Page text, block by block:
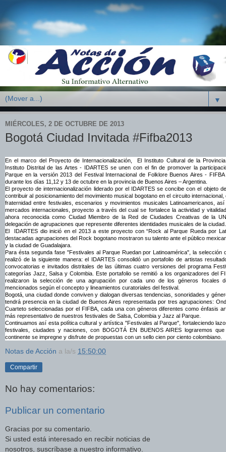
▼
MIÉRCOLES, 2 DE OCTUBRE DE 2013
Bogotá Ciudad Invitada #Fifba2013
En el marco del Proyecto de Internacionalización, El Instituto Cultural de la
Instituto Distrital de las Artes - IDARTES se unen con el fin de promover la
Parque en la versión 2013 del Festival Internacional de Folklore Buenos Aires -
durante los días 11,12 y 13 de octubre en la provincia de Buenos Aires – Argentina.
El proyecto de internacionalización liderado por el IDARTES se concibe con el objeto
contribuir al posicionamiento del movimiento musical bogotano en el circuito
fraternidad entre festivales, escenarios y movimientos musicales Latinoamericanos,
mercados internacionales, proyecto a través del cual se fortalece la actividad y
ahora reconocida como Ciudad Miembro de la Red de Ciudades Creativas de la
delegación de agrupaciones que represente diferentes identidades musicales de la ciudad.
El IDARTES dio inició en el 2013 a este proyecto con “Rock al Parque Rueda por
destacadas agrupaciones del Rock bogotano mostraron su talento ante el público
y la ciudad de Guadalajara.
Para ésta segunda fase "Festivales al Parque Ruedan por Latinoamérica", la selección
realizó de la siguiente manera: el IDARTES consolidó un portafolio de artistas
convocatorias e invitados distritales de las últimas cuatro versiones del programa
categorías Jazz, Salsa y Colombia. Este portafolio se remitió a los organizadores del
realizaron la selección de una agrupación por cada uno de los géneros focales
mencionados según el concepto y lineamientos curatoriales del festival.
Bogotá, una ciudad donde conviven y dialogan diversas tendencias, sonoridades y
tendrá presencia en la ciudad de Buenos Aires representada por tres agrupaciones:
Cuarteto seleccionadas por el FIFBA, cada una con géneros diferentes como énfasis
más representativo de nuestros festivales de Salsa, Colombia y Jazz al Parque.
Continuamos así esta política cultural y artística "Festivales al Parque", fortaleciendo
festivales, ciudades y naciones, con BOGOTÁ EN BUENOS AIRES lograremos
continente se impregne y disfrute de propuestas con un sello cien por ciento colombiano.
Notas de Acción a la/s 15:50:00
Compartir
No hay comentarios:
Publicar un comentario
Gracias por su comentario.
Si usted está interesado en recibir noticias de
nosotros, suscríbase a nuestro informativo.